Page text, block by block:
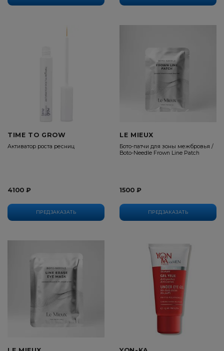
ПРЕДЗАКАЗАТЬ
TIME TO GROW
Активатор роста ресниц
4100 ₽
ПРЕДЗАКАЗАТЬ
LE MIEUX
Бото-патчи для зоны межбровья /
Boto-Needle Frown Line Patch
1500 ₽